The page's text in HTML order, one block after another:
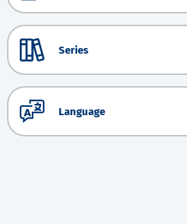
Series
Language